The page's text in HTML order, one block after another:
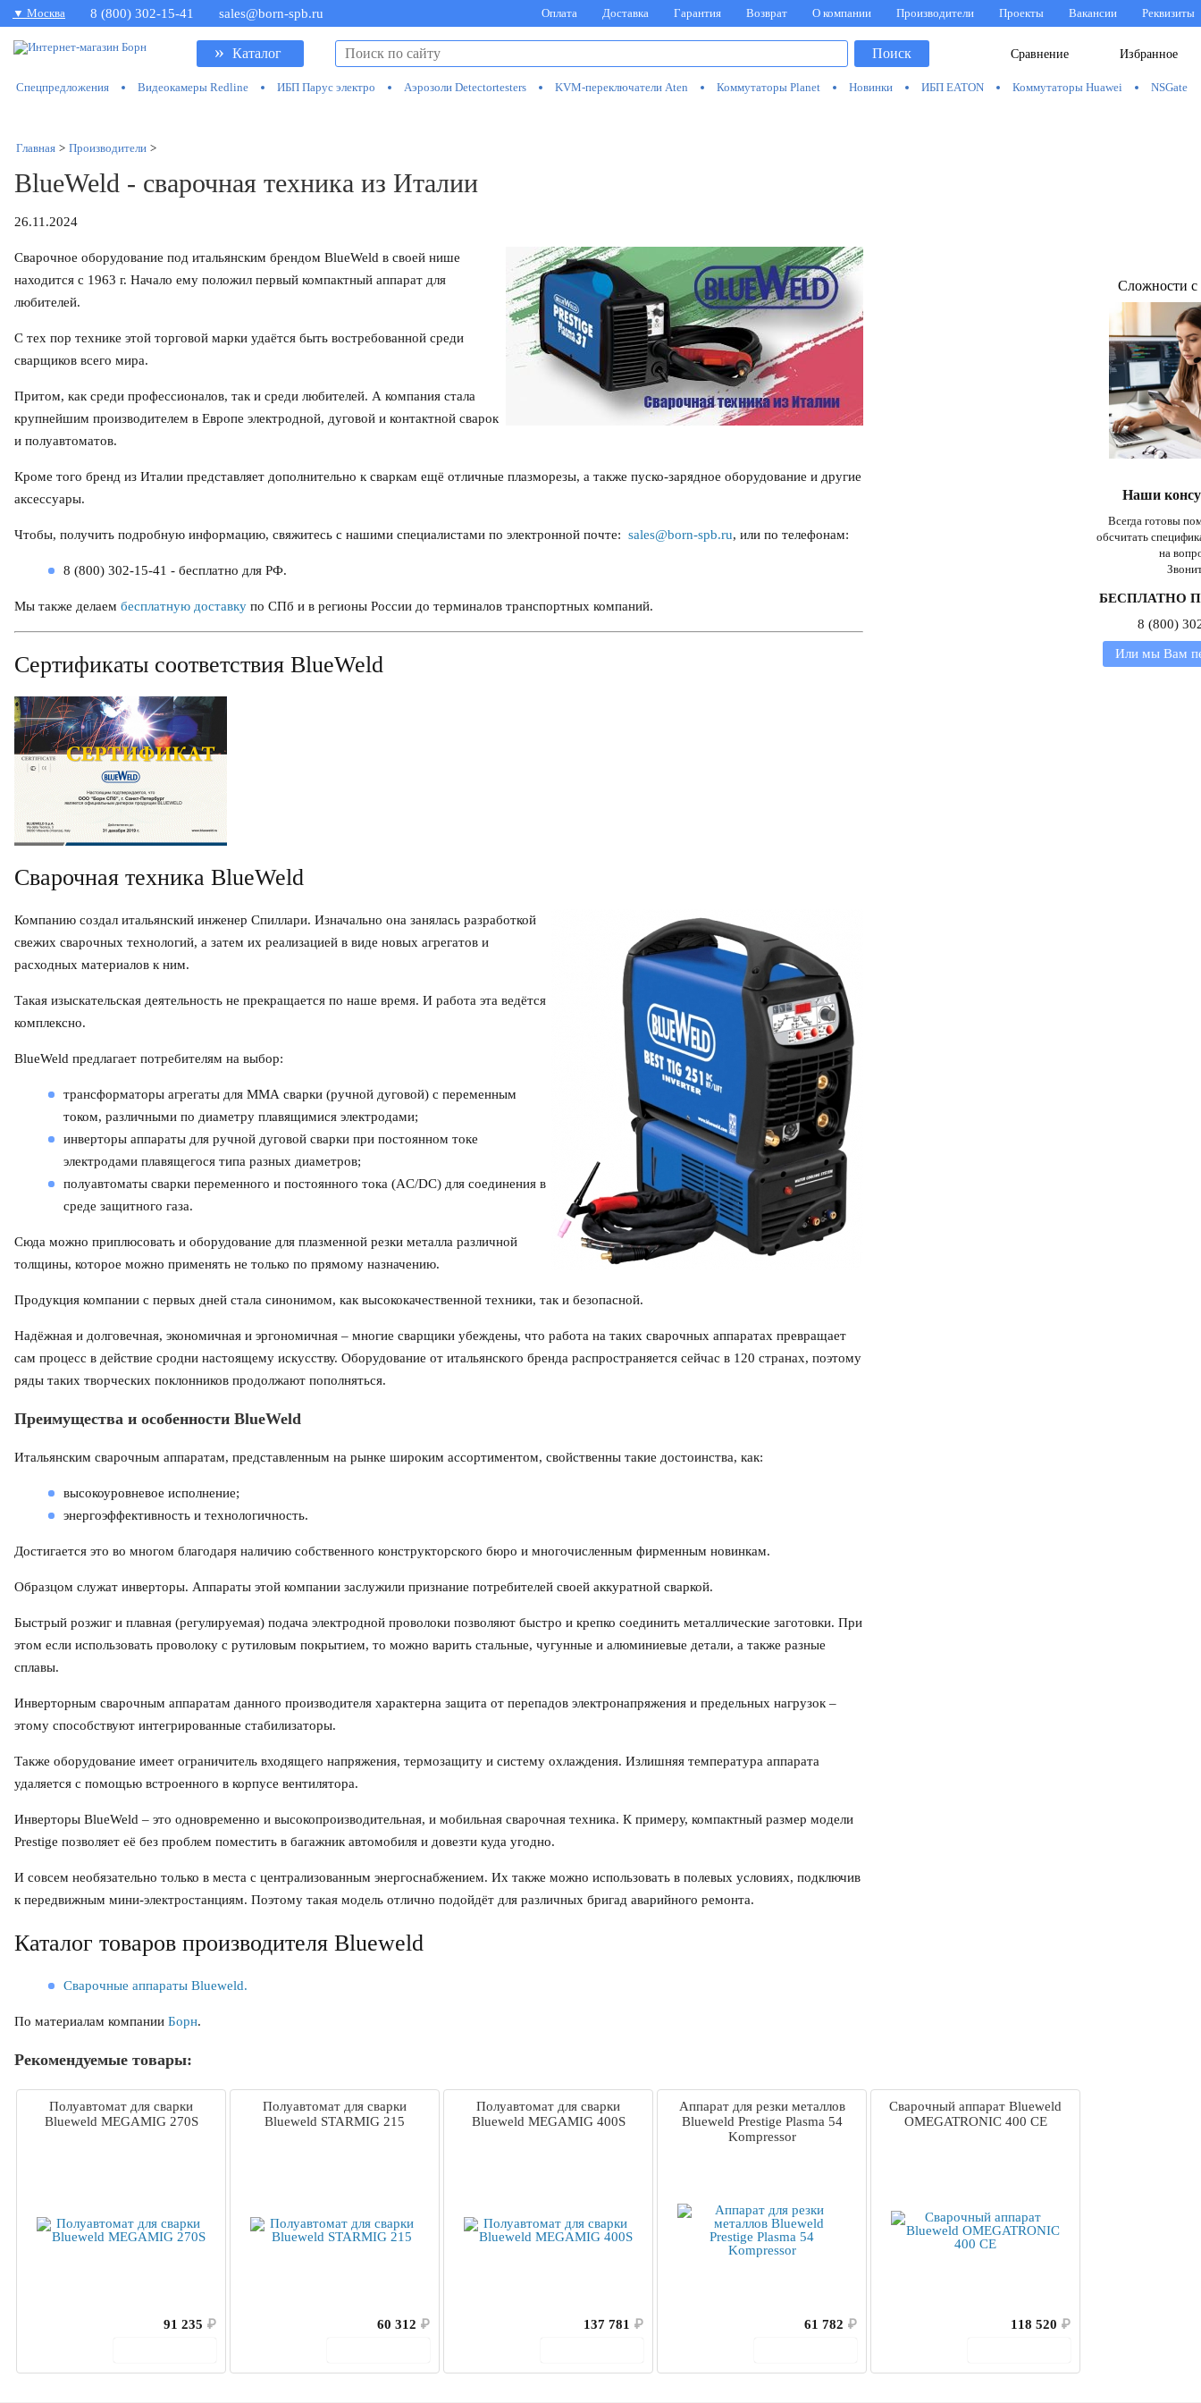
▼ Москва 8 (800) 302-15-41 sales@born-spb.ru Оплата Доставка Гарантия Возврат О компании Производители Проекты Вакансии Реквизиты
» Каталог Избранное
Сравнение
Поиск
Спецпредложения Видеокамеры Redline ИБП Парус электро Аэрозоли Detectortesters KVM-переключатели Aten Коммутаторы Planet Новинки ИБП EATON Коммутаторы Huawei NSGate
Главная > Производители >
BlueWeld - сварочная техника из Италии
26.11.2024
Сварочное оборудование под итальянским брендом BlueWeld в своей нише
находится с 1963 г. Начало ему положил первый компактный аппарат для
любителей.
С тех пор технике этой торговой марки удаётся быть востребованной среди
сварщиков всего мира.
Притом, как среди профессионалов, так и среди любителей. А компания стала
крупнейшим производителем в Европе электродной, дуговой и контактной сварок
и полуавтоматов.
Кроме того бренд из Италии представляет дополнительно к сваркам ещё отличные плазморезы, а также пуско-зарядное оборудование и другие
аксессуары.
Чтобы, получить подробную информацию, свяжитесь с нашими специалистами по электронной почте: sales@born-spb.ru, или по телефонам:
8 (800) 302-15-41 - бесплатно для РФ.
Мы также делаем бесплатную доставку по СПб и в регионы России до терминалов транспортных компаний.
Сертификаты соответствия BlueWeld
Cварочная техника BlueWeld
Компанию создал итальянский инженер Спиллари. Изначально она занялась разработкой
свежих сварочных технологий, а затем их реализацией в виде новых агрегатов и
расходных материалов к ним.
Такая изыскательская деятельность не прекращается по наше время. И работа эта ведётся
комплексно.
BlueWeld предлагает потребителям на выбор:
трансформаторы агрегаты для ММА сварки (ручной дуговой) с переменным
током, различными по диаметру плавящимися электродами;
инверторы аппараты для ручной дуговой сварки при постоянном токе
электродами плавящегося типа разных диаметров;
полуавтоматы сварки переменного и постоянного тока (AC/DC) для соединения в
среде защитного газа.
Сюда можно приплюсовать и оборудование для плазменной резки металла различной
толщины, которое можно применять не только по прямому назначению.
Продукция компании с первых дней стала синонимом, как высококачественной техники, так и безопасной.
Надёжная и долговечная, экономичная и эргономичная – многие сварщики убеждены, что работа на таких сварочных аппаратах превращает
сам процесс в действие сродни настоящему искусству. Оборудование от итальянского бренда распространяется сейчас в 120 странах, поэтому
ряды таких творческих поклонников продолжают пополняться.
Преимущества и особенности BlueWeld
Итальянским сварочным аппаратам, представленным на рынке широким ассортиментом, свойственны такие достоинства, как:
высокоуровневое исполнение;
энергоэффективность и технологичность.
Достигается это во многом благодаря наличию собственного конструкторского бюро и многочисленным фирменным новинкам.
Образцом служат инверторы. Аппараты этой компании заслужили признание потребителей своей аккуратной сваркой.
Быстрый розжиг и плавная (регулируемая) подача электродной проволоки позволяют быстро и крепко соединить металлические заготовки. При
этом если использовать проволоку с рутиловым покрытием, то можно варить стальные, чугунные и алюминиевые детали, а также разные
сплавы.
Инверторным сварочным аппаратам данного производителя характерна защита от перепадов электронапряжения и предельных нагрузок –
этому способствуют интегрированные стабилизаторы.
Также оборудование имеет ограничитель входящего напряжения, термозащиту и систему охлаждения. Излишняя температура аппарата
удаляется с помощью встроенного в корпусе вентилятора.
Инверторы BlueWeld – это одновременно и высокопроизводительная, и мобильная сварочная техника. К примеру, компактный размер модели
Prestige позволяет её без проблем поместить в багажник автомобиля и довезти куда угодно.
И совсем необязательно только в места с централизованным энергоснабжением. Их также можно использовать в полевых условиях, подключив
к передвижным мини-электростанциям. Поэтому такая модель отлично подойдёт для различных бригад аварийного ремонта.
Каталог товаров производителя Blueweld
Сварочные аппараты Blueweld.
По материалам компании Борн.
Сложности с
Наши
Всегда готовы
обсчитать
на
БЕСПЛАТНО
8 (800)
Или мы Вам
Рекомендуемые товары:
Полуавтомат для сварки
Blueweld MEGAMIG 270S
91 235 ₽
Полуавтомат для сварки
Blueweld STARMIG 215
60 312 ₽
Полуавтомат для сварки
Blueweld MEGAMIG 400S
137 781 ₽
Аппарат для резки металлов
Blueweld Prestige Plasma 54
Kompressor
61 782 ₽
Сварочный аппарат Blueweld
OMEGATRONIC 400 CE
118 520 ₽